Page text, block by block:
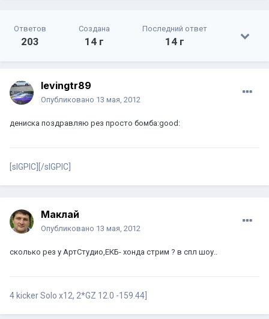
Ответов
203
Создана
14 г
Последний ответ
14 г
levingtr89
Опубликовано 13 мая, 2012
дениска поздравляю рез просто бомба:good:
[sIGPIC][/sIGPIC]
Маклай
Опубликовано 13 мая, 2012
сколько рез у АртСтудио,ЕКБ- хонда стрим ? в спл шоу..
4 kicker Solo x12, 2*GZ 12.0 -159.44]